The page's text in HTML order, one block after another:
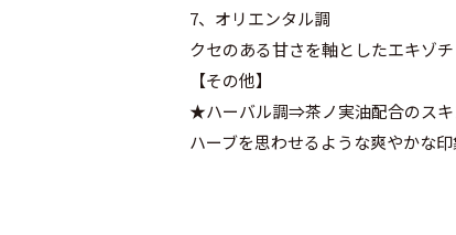
7、オリエンタル調
クセのある甘さを軸としたエキゾチ
【その他】
★ハーバル調⇒茶ノ実油配合のスキ
ハーブを思わせるような爽やかな